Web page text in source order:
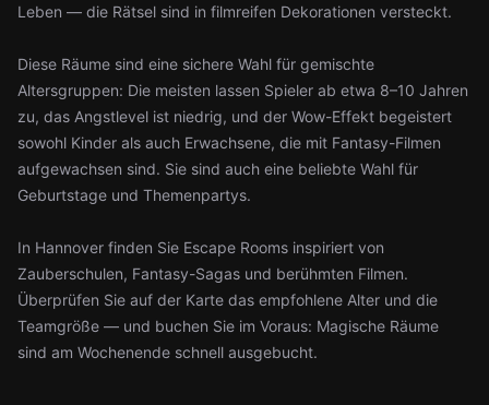
Leben — die Rätsel sind in filmreifen Dekorationen versteckt.
Diese Räume sind eine sichere Wahl für gemischte
Altersgruppen: Die meisten lassen Spieler ab etwa 8–10 Jahren
zu, das Angstlevel ist niedrig, und der Wow-Effekt begeistert
sowohl Kinder als auch Erwachsene, die mit Fantasy-Filmen
aufgewachsen sind. Sie sind auch eine beliebte Wahl für
Geburtstage und Themenpartys.
In Hannover finden Sie Escape Rooms inspiriert von
Zauberschulen, Fantasy-Sagas und berühmten Filmen.
Überprüfen Sie auf der Karte das empfohlene Alter und die
Teamgröße — und buchen Sie im Voraus: Magische Räume
sind am Wochenende schnell ausgebucht.